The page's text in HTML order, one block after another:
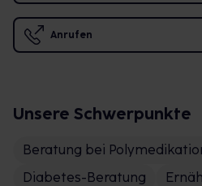
Anrufen
Unsere Schwerpunkte
Beratung bei
Diabetes-Beratung